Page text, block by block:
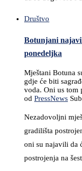
Društvo
Botunjani
ponedeljka
Mještani Botuna
gdje će biti
voda. Oni us tom
od PressNews
Nezadovoljni
gradilišta
oni su najavili da
postrojenja na